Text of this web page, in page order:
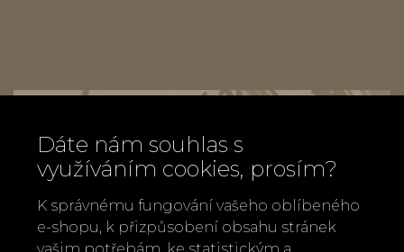
Dáte nám souhlas s
využíváním cookies, prosím?
K správnému fungování vašeho oblíbeného
e-shopu, k přizpůsobení obsahu stránek